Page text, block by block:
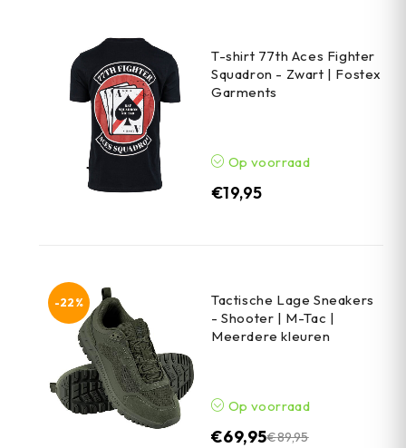
T-shirt 77th Aces Fighter
Squadron - Zwart | Fostex
Garments
Op voorraad
€19,95
-22%
Tactische Lage Sneakers
- Shooter | M-Tac |
Meerdere kleuren
Op voorraad
€89,95
€69,95